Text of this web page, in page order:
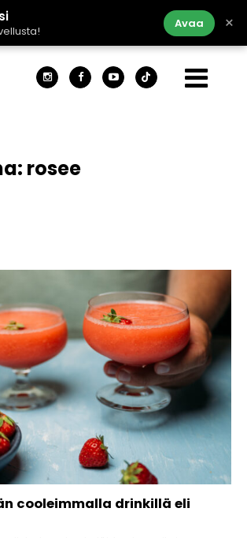
Avaa ×
rosee
cooleimmalla drinkillä eli